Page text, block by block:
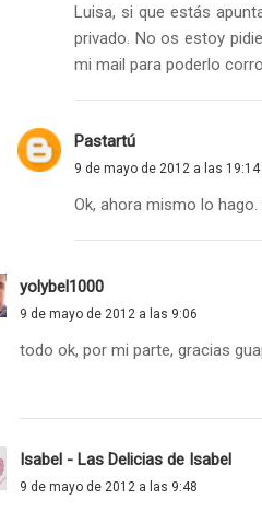
Luisa, si que estás
privado. No os estoy
mi mail para poderlo
Pastartú
9 de mayo de 2012 a las 19:14
Ok, ahora mismo lo
yolybel1000
9 de mayo de 2012 a las 9:06
todo ok, por mi parte, gracias
Isabel - Las Delicias de Isabel
9 de mayo de 2012 a las 9:48